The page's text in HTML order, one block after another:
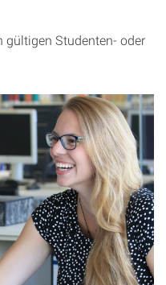
gültigen Studenten- oder